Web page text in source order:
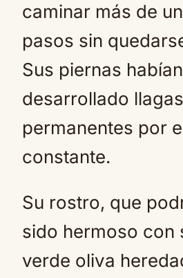
caminar más de
pasos sin
Sus piernas habían
desarrollado llagas
permanentes por
constante.
Su rostro, que
sido hermoso con
verde oliva